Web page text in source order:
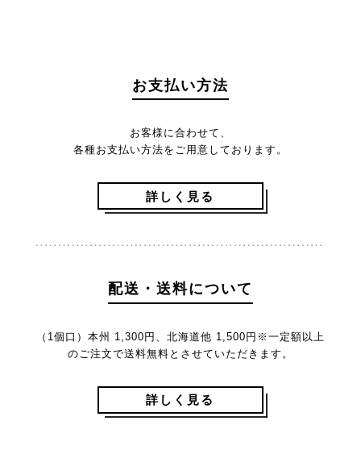
お支払い方法
お客様に合わせて、
各種お支払い方法をご用意しております。
詳しく見る
配送・送料について
（1個口）本州 1,300円、北海道他 1,500円 ※一定額以上
のご注文で送料無料とさせていただきます。
詳しく見る